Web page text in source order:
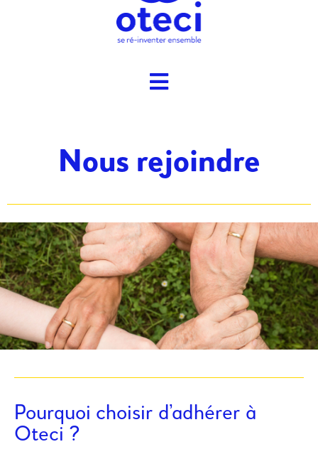
Nous rejoindre
Pourquoi choisir d’adhérer à
Oteci ?